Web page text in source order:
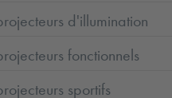
d'illumination
fonctionnels
sportifs